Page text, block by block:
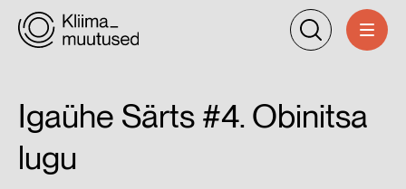
Igaühe Särts #4. Obinitsa
lugu